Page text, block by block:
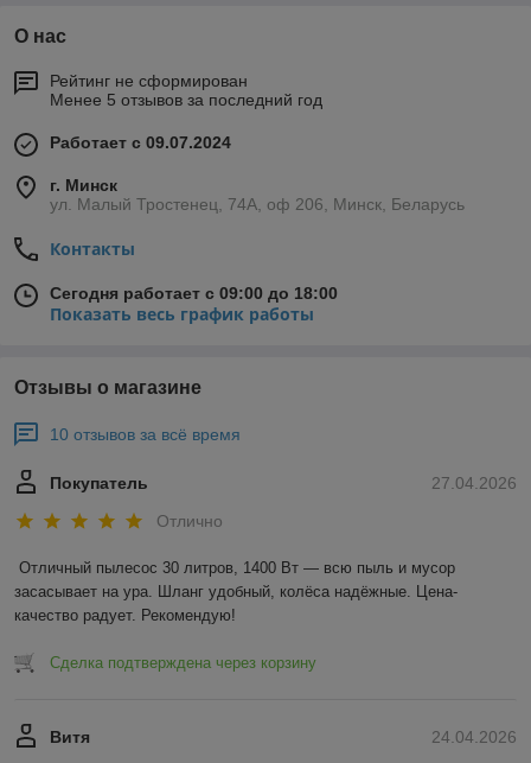
О нас
Рейтинг не сформирован
Менее 5 отзывов за последний год
Работает с 09.07.2024
г. Минск
ул. Малый Тростенец, 74А, оф 206, Минск, Беларусь
Контакты
Сегодня работает с 09:00 до 18:00
Показать весь график работы
Отзывы о магазине
10 отзывов за всё время
27.04.2026
Покупатель
Отлично
Отличный пылесос 30 литров, 1400 Вт — всю пыль и мусор
засасывает на ура. Шланг удобный, колёса надёжные. Цена-
качество радует. Рекомендую!
Сделка подтверждена через корзину
24.04.2026
Витя